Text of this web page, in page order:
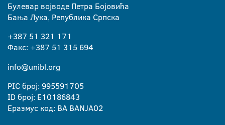
Булевар војводе Петра Бојовића
Бања Лука, Република Српска
+387 51 321 171
Факс: +387 51 315 694
info@unibl.org
PIC број: 995591705
ID број: E10186843
Еразмус код: BA BANJA02